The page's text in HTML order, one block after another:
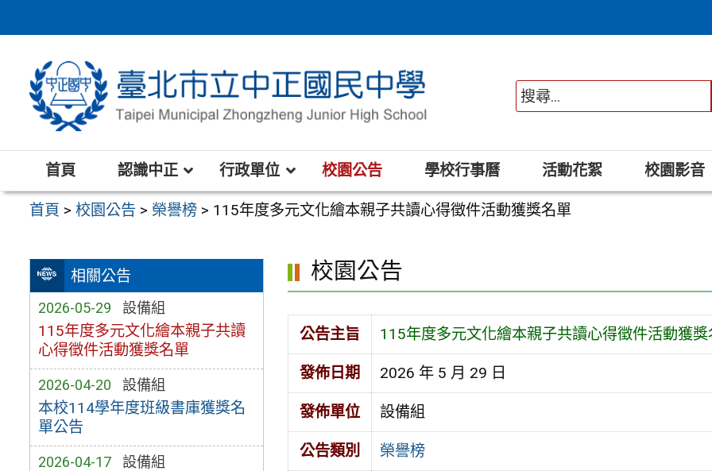
至
區
首頁
認識中正 行政單位 校園公告 學校行事曆 活動花絮 校園影音
首頁 >校園公告 > 榮譽榜 > 115年度多元文化繪本親子共讀心得徵件活動獲獎名單
相關公告
2026-05-29 設備組
115年度多元文化繪本親子共讀
心得徵件活動獲獎名單
2026-04-20 設備組
本校114學年度班級書庫獲獎名
單公告
2026-04-17 設備組
校園公告
公告主旨 115年度多元文化繪本親子共讀心得徵件活動獲獎
發佈日期 2026 年 5 月 29 日
發佈單位 設備組
公告類別 榮譽榜